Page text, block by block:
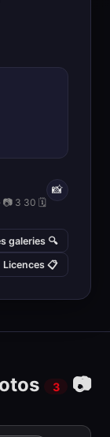
📸
🗓 30 Aug 2024 · 📍 Cinema, Venise · 📷 3
🔍 Voir les galeries
📋 Licences
📷 Photos
3